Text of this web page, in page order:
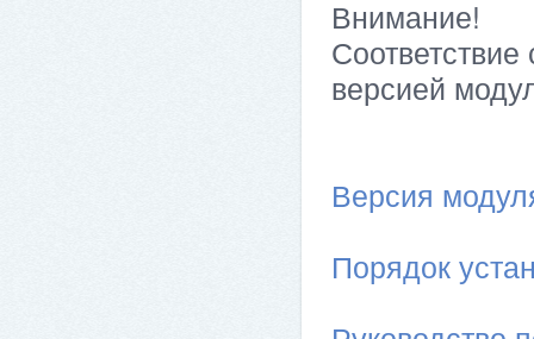
Внимание!
версией
Версия
Порядок